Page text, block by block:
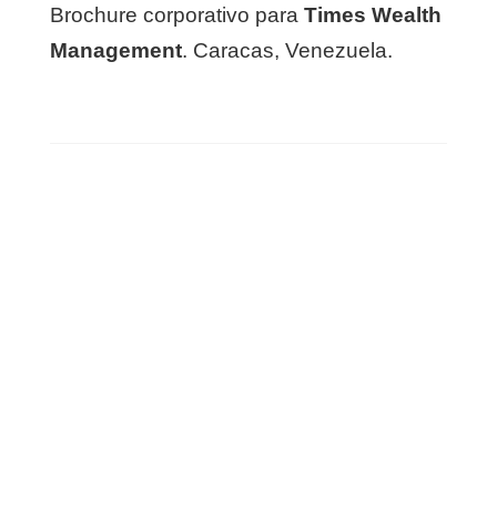
Brochure corporativo para Times Wealth
Management. Caracas, Venezuela.